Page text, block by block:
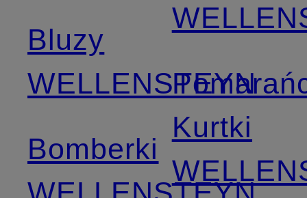
Bluzy
WELLENSTEYN
Bomberki
Kurtki